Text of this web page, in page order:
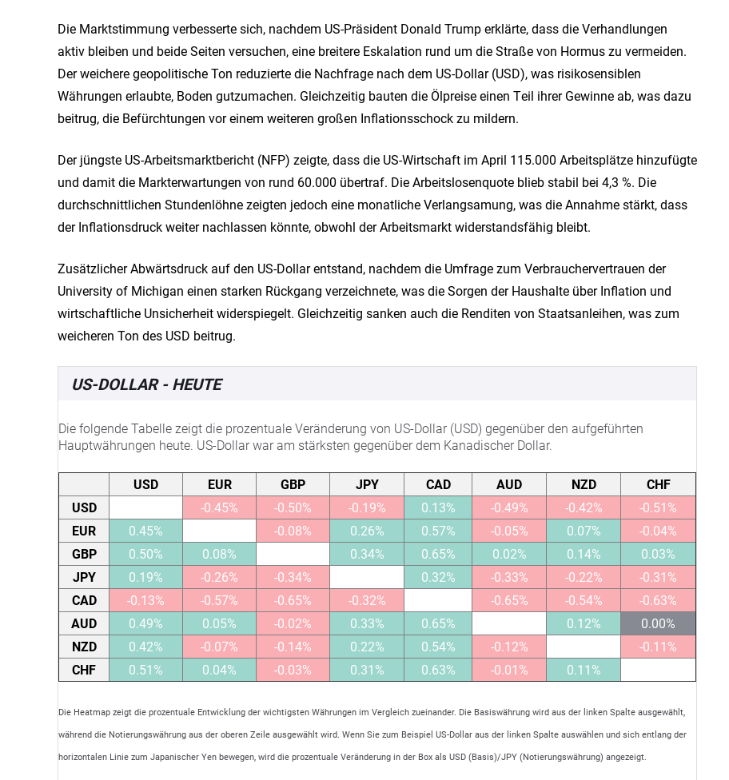
Die Marktstimmung verbesserte sich, nachdem US-Präsident Donald Trump erklärte, dass die Verhandlungen
aktiv bleiben und beide Seiten versuchen, eine breitere Eskalation rund um die Straße von Hormus zu vermeiden.
Der weichere geopolitische Ton reduzierte die Nachfrage nach dem US-Dollar (USD), was risikosensiblen
Währungen erlaubte, Boden gutzumachen. Gleichzeitig bauten die Ölpreise einen Teil ihrer Gewinne ab, was dazu
beitrug, die Befürchtungen vor einem weiteren großen Inflationsschock zu mildern.
Der jüngste US-Arbeitsmarktbericht (NFP) zeigte, dass die US-Wirtschaft im April 115.000 Arbeitsplätze hinzufügte
und damit die Markterwartungen von rund 60.000 übertraf. Die Arbeitslosenquote blieb stabil bei 4,3 %. Die
durchschnittlichen Stundenlöhne zeigten jedoch eine monatliche Verlangsamung, was die Annahme stärkt, dass
der Inflationsdruck weiter nachlassen könnte, obwohl der Arbeitsmarkt widerstandsfähig bleibt.
Zusätzlicher Abwärtsdruck auf den US-Dollar entstand, nachdem die Umfrage zum Verbrauchervertrauen der
University of Michigan einen starken Rückgang verzeichnete, was die Sorgen der Haushalte über Inflation und
wirtschaftliche Unsicherheit widerspiegelt. Gleichzeitig sanken auch die Renditen von Staatsanleihen, was zum
weicheren Ton des USD beitrug.
US-DOLLAR - HEUTE
Die folgende Tabelle zeigt die prozentuale Veränderung von US-Dollar (USD) gegenüber den aufgeführten
Hauptwährungen heute. US-Dollar war am stärksten gegenüber dem Kanadischer Dollar.
USD EUR GBP JPY CAD AUD NZD
CHF
USD
-0.45% -0.50% -0.19% 0.13% -0.49% -0.42%
-0.51%
EUR
0.45% -0.08% 0.26% 0.57% -0.05% 0.07%
-0.04%
GBP
0.50% 0.08% 0.34% 0.65% 0.02% 0.14%
0.03%
JPY
0.19% -0.26% -0.34% 0.32% -0.33% -0.22%
-0.31%
CAD
-0.13% -0.57% -0.65% -0.32% -0.65% -0.54%
-0.63%
AUD
0.49% 0.05% -0.02% 0.33% 0.65% 0.12%
0.00%
NZD
0.42% -0.07% -0.14% 0.22% 0.54% -0.12%
-0.11%
CHF
0.51% 0.04% -0.03% 0.31% 0.63% -0.01% 0.11%
Die Heatmap zeigt die prozentuale Entwicklung der wichtigsten Währungen im Vergleich zueinander. Die Basiswährung wird aus der linken Spalte ausgewählt,
während die Notierungswährung aus der oberen Zeile ausgewählt wird. Wenn Sie zum Beispiel US-Dollar aus der linken Spalte auswählen und sich entlang der
horizontalen Linie zum Japanischer Yen bewegen, wird die prozentuale Veränderung in der Box als USD (Basis)/JPY (Notierungswährung) angezeigt.